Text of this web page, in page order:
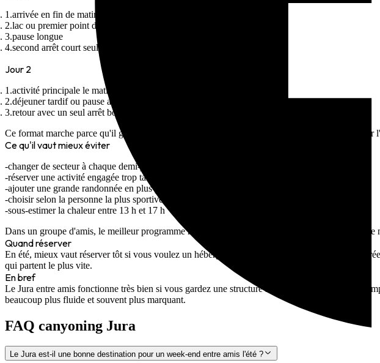
arrivée en fin de matinée ou début d'après-midi
lac ou premier point de vue sans gros effort
pause longue
second arrêt court seulement si le groupe est encore motivé
Jour 2
activité principale le matin
déjeuner tardif ou pause au bord de l'eau
retour avec un seul arrêt bonus si tout le monde est encore bien
Ce format marche parce qu'il garde la montée en intensité au bon moment. Vous évitez de
Ce qu'il vaut mieux éviter
changer de secteur à chaque demi-journée
réserver une activité engagée trop tard dans la journée
ajouter une grande randonnée en plus pour "rentabiliser"
choisir selon la personne la plus sportive seulement
sous-estimer la chaleur entre 13 h et 17 h
Dans un groupe d'amis, le meilleur programme n'est pas le plus ambitieux. C'est celui que tout le
Quand réserver
En été, mieux vaut réserver tôt si vous voulez un hébergement bien placé ou une activité
qui partent le plus vite.
En bref
Le Jura entre amis fonctionne très bien si vous gardez une structure simple: un vrai
beaucoup plus fluide et souvent plus marquant.
FAQ canyoning Jura
Le Jura est-il une bonne destination pour un week-end entre amis l'été ?